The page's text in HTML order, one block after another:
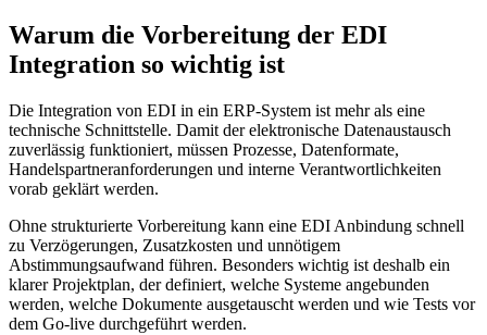
Warum die Vorbereitung der EDI
Integration so wichtig ist
Die Integration von EDI in ein ERP-System ist mehr als eine
technische Schnittstelle. Damit der elektronische Datenaustausch
zuverlässig funktioniert, müssen Prozesse, Datenformate,
Handelspartneranforderungen und interne Verantwortlichkeiten
vorab geklärt werden.
Ohne strukturierte Vorbereitung kann eine EDI Anbindung schnell
zu Verzögerungen, Zusatzkosten und unnötigem
Abstimmungsaufwand führen. Besonders wichtig ist deshalb ein
klarer Projektplan, der definiert, welche Systeme angebunden
werden, welche Dokumente ausgetauscht werden und wie Tests vor
dem Go-live durchgeführt werden.